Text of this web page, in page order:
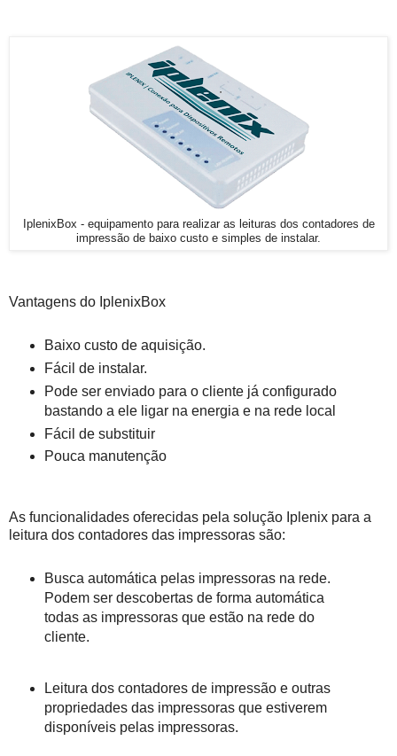
IplenixBox - equipamento para realizar as leituras dos contadores de
impressão de baixo custo e simples de instalar.
Vantagens do IplenixBox
Baixo custo de aquisição.
Fácil de instalar.
Pode ser enviado para o cliente já configurado
bastando a ele ligar na energia e na rede local
Fácil de substituir
Pouca manutenção
As funcionalidades oferecidas pela solução Iplenix para a
leitura dos contadores das impressoras são:
Busca automática pelas impressoras na rede.
Podem ser descobertas de forma automática
todas as impressoras que estão na rede do
cliente.
Leitura dos contadores de impressão e outras
propriedades das impressoras que estiverem
disponíveis pelas impressoras.